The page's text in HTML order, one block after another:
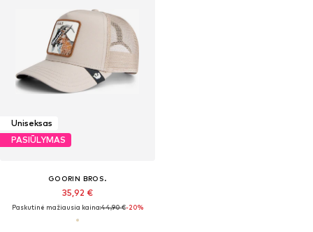
Uniseksas
PASIŪLYMAS
GOORIN BROS.
35,92 €
Paskutinė mažiausia kaina:44,90 €-20%